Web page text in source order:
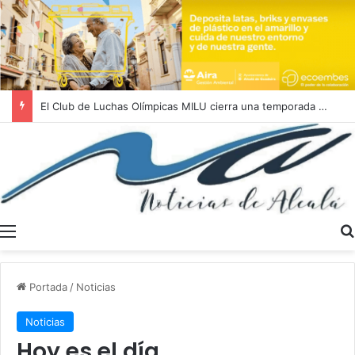
El Club de Luchas Olímpicas MILU cierra una temporada 2025/2026 histórica con un récord de 262 medallas
Portada / Noticias
Noticias